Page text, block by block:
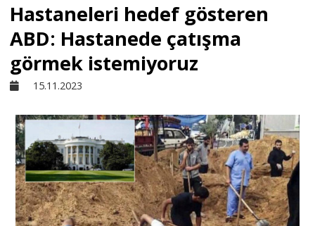
Derkenar
Sivil Toplum
Kültür - Sanat
Ekonomi
Dünya
Hastaneleri hedef gösteren
ABD: Hastanede çatışma
görmek istemiyoruz
15.11.2023